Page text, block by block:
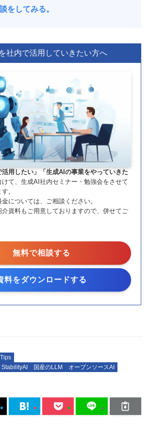
をしてみる。
社内で活用していきたい方へ
活用したい」「生成AIの事業をやっていきた
けて、生成AI社内セミナー・勉強会をさせて
。
については、ご相談ください。
介資料もご用意しておりますので、併せてご
無料で相談する
料をダウンロードする
StabilityAI 国産のLLM
オープンソースAI